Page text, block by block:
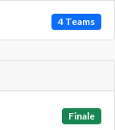
4 Teams
Finale